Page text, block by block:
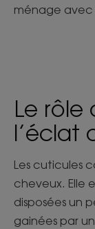
ménage
Le rôle
l’éclat
Les cuticules
cheveux. Elle
disposées un
gainées par